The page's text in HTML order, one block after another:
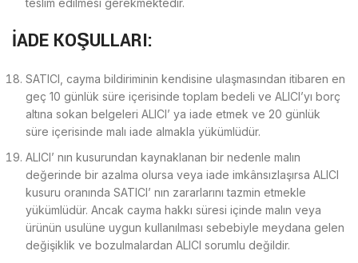
teslim edilmesi gerekmektedir.
İADE KOŞULLARI:
SATICI, cayma bildiriminin kendisine ulaşmasından itibaren en
geç 10 günlük süre içerisinde toplam bedeli ve ALICI’yı borç
altına sokan belgeleri ALICI’ ya iade etmek ve 20 günlük
süre içerisinde malı iade almakla yükümlüdür.
ALICI’ nın kusurundan kaynaklanan bir nedenle malın
değerinde bir azalma olursa veya iade imkânsızlaşırsa ALICI
kusuru oranında SATICI’ nın zararlarını tazmin etmekle
yükümlüdür. Ancak cayma hakkı süresi içinde malın veya
ürünün usulüne uygun kullanılması sebebiyle meydana gelen
değişiklik ve bozulmalardan ALICI sorumlu değildir.